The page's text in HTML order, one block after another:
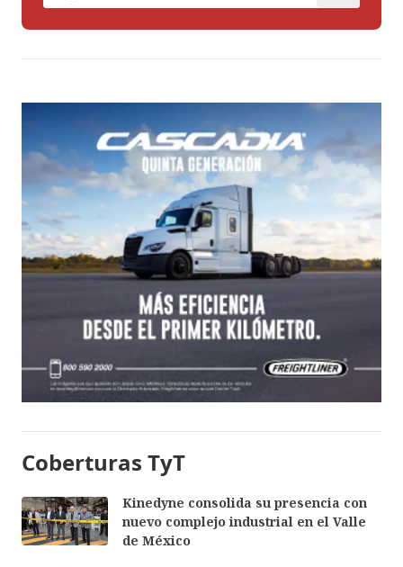
Coberturas TyT
Kinedyne consolida su presencia con
nuevo complejo industrial en el Valle
de México